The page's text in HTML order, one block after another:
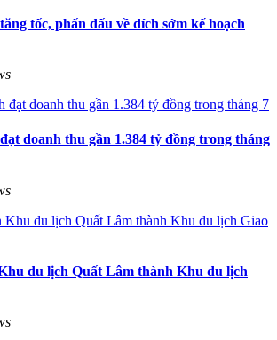
tốc, phấn đấu về đích sớm kế hoạch
doanh thu gần 1.384 tỷ đồng trong tháng
du lịch Quất Lâm thành Khu du lịch